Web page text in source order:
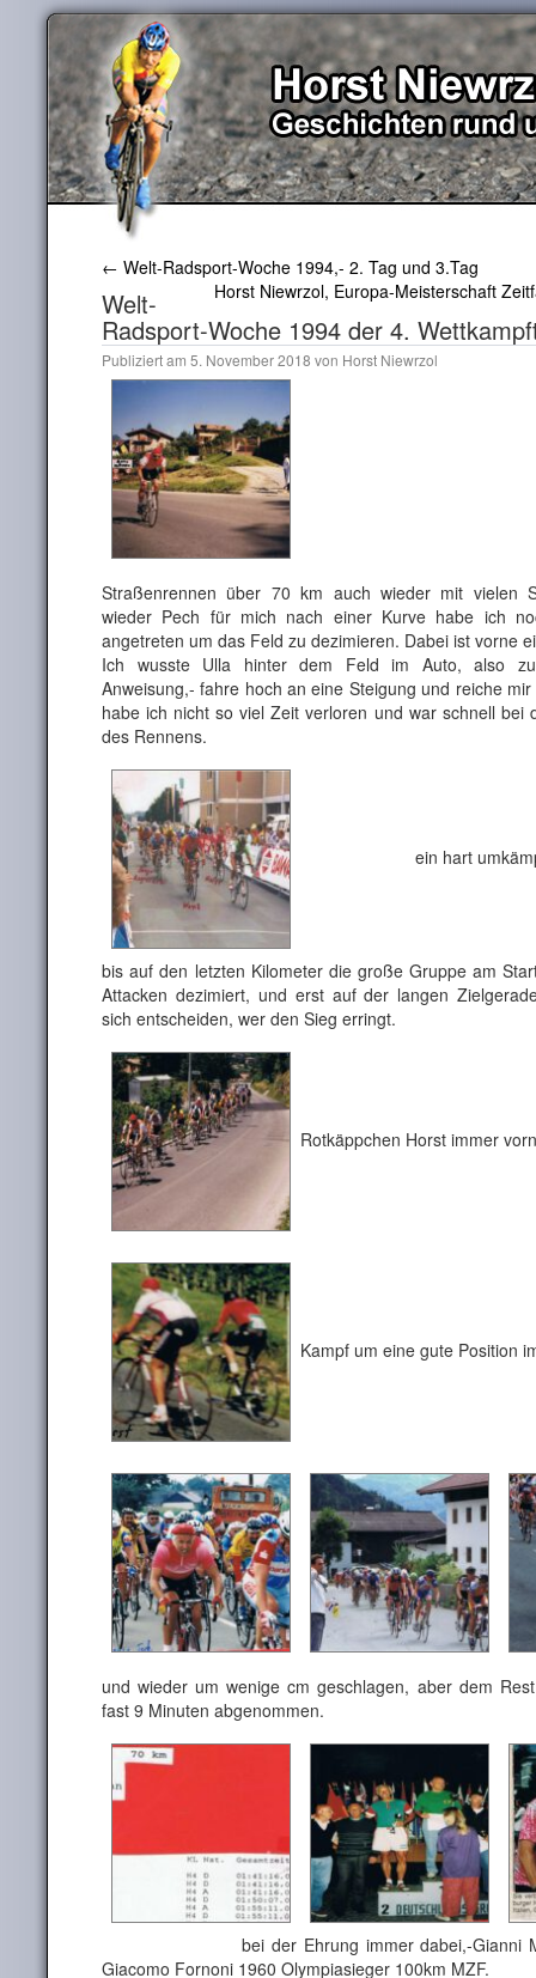
← Welt-Radsport-Woche 1994,- 2. Tag und 3.Tag
Horst Niewrzol, Europa-Meisterschaft
Welt-
Radsport-Woche 1994 der 4.
Publiziert am 5. November 2018 von Horst Niewrzol
Straßenrennen über 70 km auch wieder mit vielen
wieder Pech für mich nach einer Kurve habe ich
angetreten um das Feld zu dezimieren. Dabei ist vorne
Ich wusste Ulla hinter dem Feld im Auto, also
Anweisung,- fahre hoch an eine Steigung und reiche
habe ich nicht so viel Zeit verloren und war schnell bei
des Rennens.
ein hart umkämpfter
bis auf den letzten Kilometer die große Gruppe am
Attacken dezimiert, und erst auf der langen
sich entscheiden, wer den Sieg erringt.
Rotkäppchen Horst immer
Kampf um eine gute Position
und wieder um wenige cm geschlagen, aber dem
fast 9 Minuten abgenommen.
bei der Ehrung immer dabei,-Gianni
Giacomo Fornoni 1960 Olympiasieger 100km MZF.